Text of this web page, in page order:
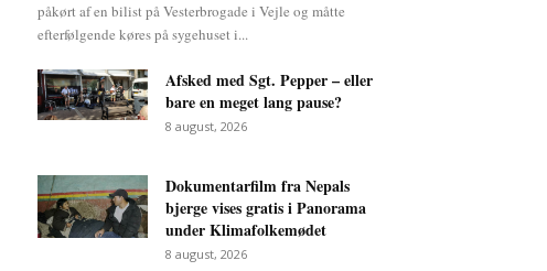
påkørt af en bilist på Vesterbrogade i Vejle og måtte
efterfølgende køres på sygehuset i...
Afsked med Sgt. Pepper – eller
bare en meget lang pause?
8 august, 2026
Dokumentarfilm fra Nepals
bjerge vises gratis i Panorama
under Klimafolkemødet
8 august, 2026